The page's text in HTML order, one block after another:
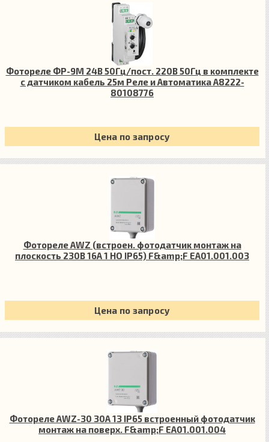
Фотореле ФР-9М 24В 50Гц/пост. 220В 50Гц в комплекте
с датчиком кабель 25м Реле и Автоматика A8222-
80108776
Цена по запросу
Фотореле AWZ (встроен. фотодатчик монтаж на
плоскость 230В 16А 1 НО IP65) F&amp;F EA01.001.003
Цена по запросу
Фотореле AWZ-30 30А 13 IP65 встроенный фотодатчик
монтаж на поверх. F&amp;F EA01.001.004